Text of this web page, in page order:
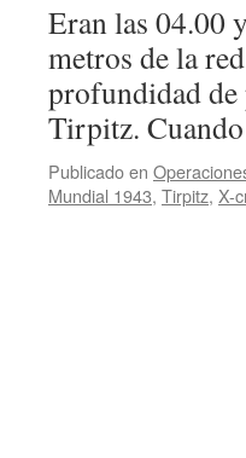
Eran las 04.00
metros de la
profundidad
Tirpitz.
Publicado en
Mundial 1943, Tirpitz, X-